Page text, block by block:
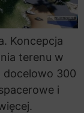
Koncepcja
terenu w
docelowo 300
i